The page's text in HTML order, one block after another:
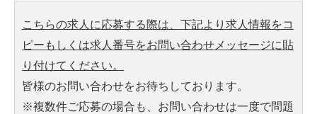
こちらの求人に応募する際は、下記より求人情報をコ
ピーもしくは求人番号をお問い合わせメッセージに貼
り付けてください。
皆様のお問い合わせをお待ちしております。
※複数件ご応募の場合も、お問い合わせは一度で問題